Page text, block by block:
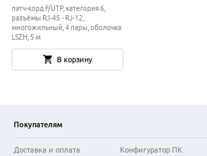
патч-корд F/UTP, категория 6,
разъёмы RJ-45 - RJ-12,
многожильный, 4 пары, оболочка
LSZH, 5 м
В корзину
Покупателям
Доставка и оплата Конфигуратор ПК